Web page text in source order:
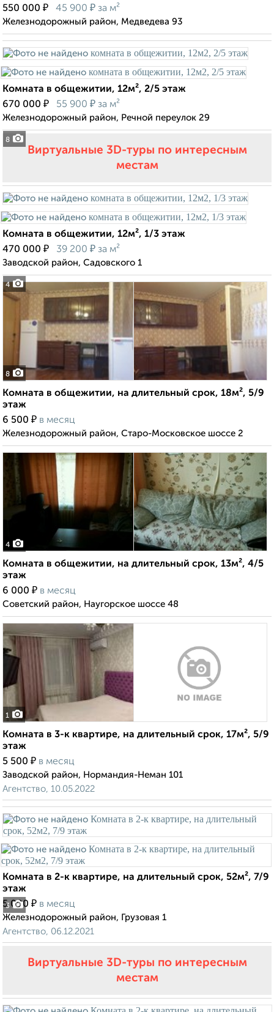
550 000 ₽ 45 900 ₽ за м²
Железнодорожный район, Медведева 93
8
Комната в общежитии, 12м², 2/5 этаж
670 000 ₽ 55 900 ₽ за м²
Железнодорожный район, Речной переулок 29
Виртуальные 3D-туры по интересным
местам
4
Комната в общежитии, 12м², 1/3 этаж
470 000 ₽ 39 200 ₽ за м²
Заводской район, Садовского 1
8
Комната в общежитии, на длительный срок, 18м², 5/9
этаж
6 500 ₽ в месяц
Железнодорожный район, Старо-Московское шоссе 2
4
Комната в общежитии, на длительный срок, 13м², 4/5
этаж
6 000 ₽ в месяц
Советский район, Наугорское шоссе 48
1
Комната в 3-к квартире, на длительный срок, 17м², 5/9
этаж
5 500 ₽ в месяц
Заводской район, Нормандия-Неман 101
Агентство, 10.05.2022
3
Комната в 2-к квартире, на длительный срок, 52м², 7/9
этаж
5 000 ₽ в месяц
Железнодорожный район, Грузовая 1
Агентство, 06.12.2021
Виртуальные 3D-туры по интересным
местам